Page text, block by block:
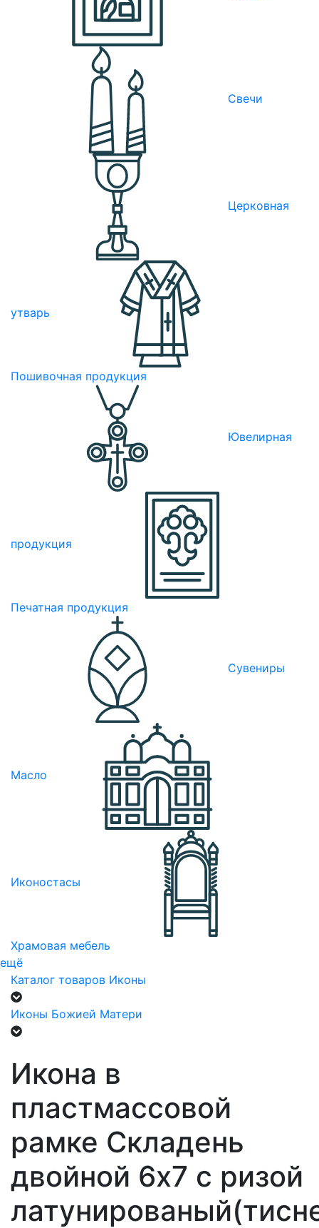
Свечи
Церковная
утварь
Пошивочная продукция
Ювелирная
продукция
Печатная продукция
Сувениры
Масло
Иконостасы
Храмовая мебель
ещё
Каталог товаров Иконы
Иконы Божией Матери
Икона в
пластмассовой
рамке Складень
двойной 6х7 с ризой